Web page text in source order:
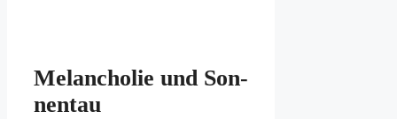
Me­lan­cho­lie und Son­
nen­tau